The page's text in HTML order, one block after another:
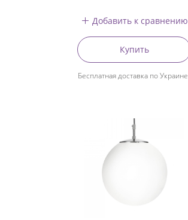
Добавить к сравнению
Купить
Бесплатная доставка по Украине